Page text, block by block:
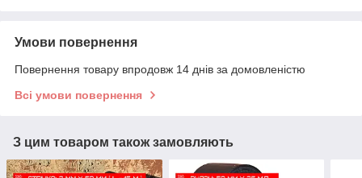
Умови повернення
Повернення товару впродовж 14 днів за домовленістю
Всі умови повернення
З цим товаром також замовляють